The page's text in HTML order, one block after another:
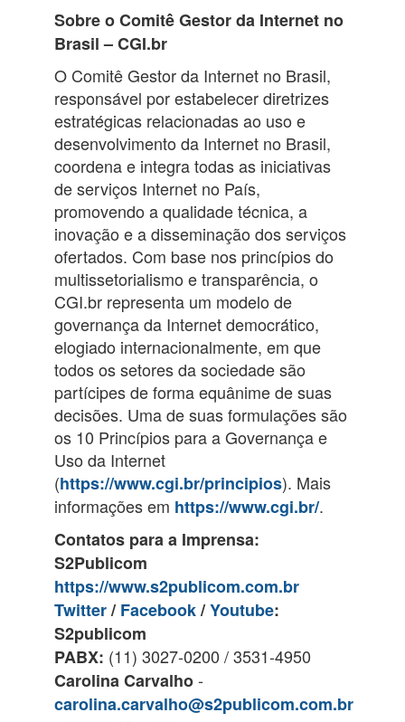
Sobre o Comitê Gestor da Internet no
Brasil – CGI.br
O Comitê Gestor da Internet no Brasil,
responsável por estabelecer diretrizes
estratégicas relacionadas ao uso e
desenvolvimento da Internet no Brasil,
coordena e integra todas as iniciativas
de serviços Internet no País,
promovendo a qualidade técnica, a
inovação e a disseminação dos serviços
ofertados. Com base nos princípios do
multissetorialismo e transparência, o
CGI.br representa um modelo de
governança da Internet democrático,
elogiado internacionalmente, em que
todos os setores da sociedade são
partícipes de forma equânime de suas
decisões. Uma de suas formulações são
os 10 Princípios para a Governança e
Uso da Internet
(https://www.cgi.br/principios). Mais
informações em https://www.cgi.br/.
Contatos para a Imprensa:
S2Publicom
https://www.s2publicom.com.br
Twitter/ Facebook/Youtube:
S2publicom
PABX: (11) 3027-0200 / 3531-4950
Carolina Carvalho-
carolina.carvalho@s2publicom.com.br